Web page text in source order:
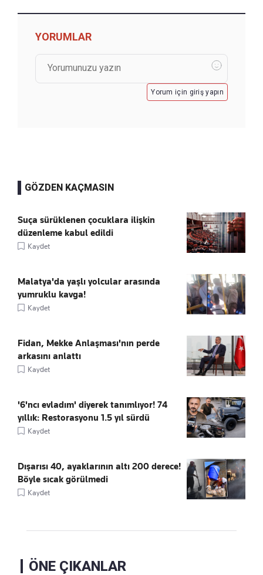
YORUMLAR
Yorum için giriş yapın
GÖZDEN KAÇMASIN
Suça sürüklenen çocuklara ilişkin
düzenleme kabul edildi
Kaydet
Malatya'da yaşlı yolcular arasında
yumruklu kavga!
Kaydet
Fidan, Mekke Anlaşması'nın perde
arkasını anlattı
Kaydet
'6'ncı evladım' diyerek tanımlıyor! 74
yıllık: Restorasyonu 1.5 yıl sürdü
Kaydet
Dışarısı 40, ayaklarının altı 200 derece!
Böyle sıcak görülmedi
Kaydet
ÖNE ÇIKANLAR